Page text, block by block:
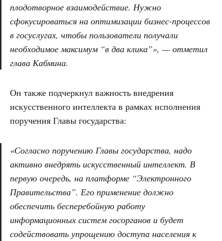
плодотворное взаимодействие. Нужно
сфокусироваться на оптимизации бизнес-процессов
в госуслугах, чтобы пользователи получали
необходимое максимум “в два клика”», — отметил
глава Кабмина.
Он также подчеркнул важность внедрения
искусственного интеллекта в рамках исполнения
поручения Главы государства:
«Согласно поручению Главы государства, надо
активно внедрять искусственный интеллект. В
первую очередь, на платформе “Электронного
Правительства”. Его применение должно
обеспечить бесперебойную работу
информационных систем госорганов и будет
содействовать упрощению доступа населения к